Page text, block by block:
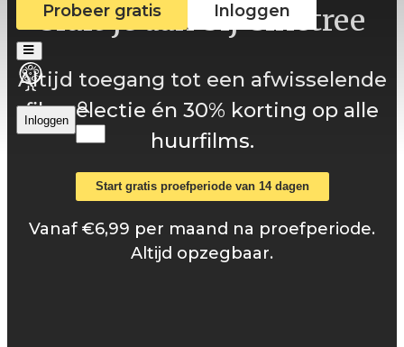
Probeer gratis Inloggen
Inloggen
Sluit je aan bij Cinetree
Altijd toegang tot een afwisselende
filmselectie én 30% korting op alle
huurfilms.
Start gratis proefperiode van 14 dagen
Vanaf €6,99 per maand na proefperiode.
Altijd opzegbaar.